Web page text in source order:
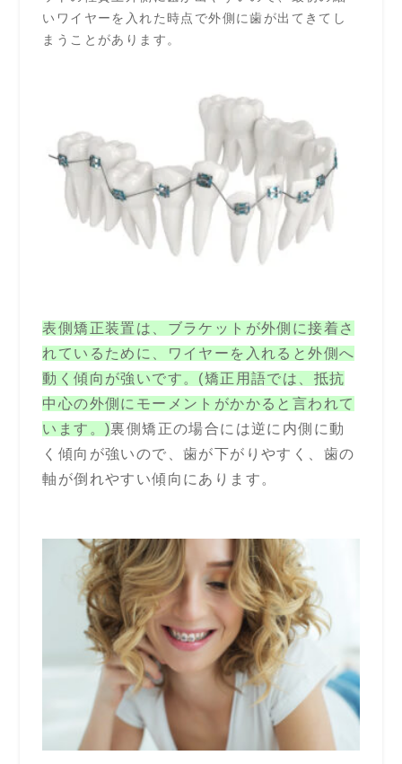
いワイヤーを入れた時点で外側に歯が出てきてし
まうことがあります。
表側矯正装置は、ブラケットが外側に接着さ
れているために、ワイヤーを入れると外側へ
動く傾向が強いです。(矯正用語では、抵抗
中心の外側にモーメントがかかると言われて
います。)裏側矯正の場合には逆に内側に動
く傾向が強いので、歯が下がりやすく、歯の
軸が倒れやすい傾向にあります。